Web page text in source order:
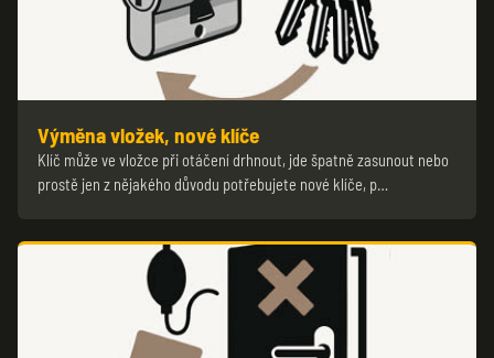
Výměna vložek, nové klíče
Klíč může ve vložce při otáčení drhnout, jde špatně zasunout nebo
prostě jen z nějakého důvodu potřebujete nové klíče, p…